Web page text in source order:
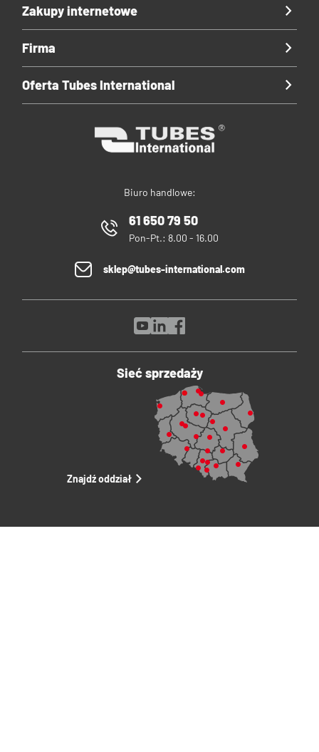
Biuro handlowe:
61 650 79 50
Pon-Pt.: 8.00 - 16.00
sklep@tubes-international.com
Zakupy internetowe
Firma
Oferta Tubes International
Sieć sprzedaży
Znajdź oddział